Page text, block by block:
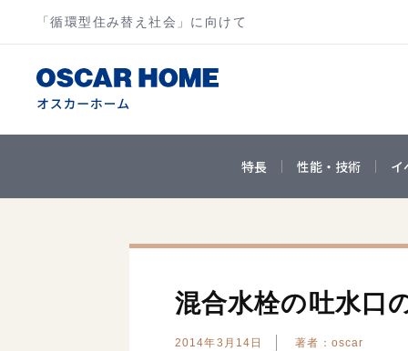
「循環型住み替え社会」に向けて
特長 性能・技術 イ
混合水栓の吐水口
2014年3月14日 著者：oscar